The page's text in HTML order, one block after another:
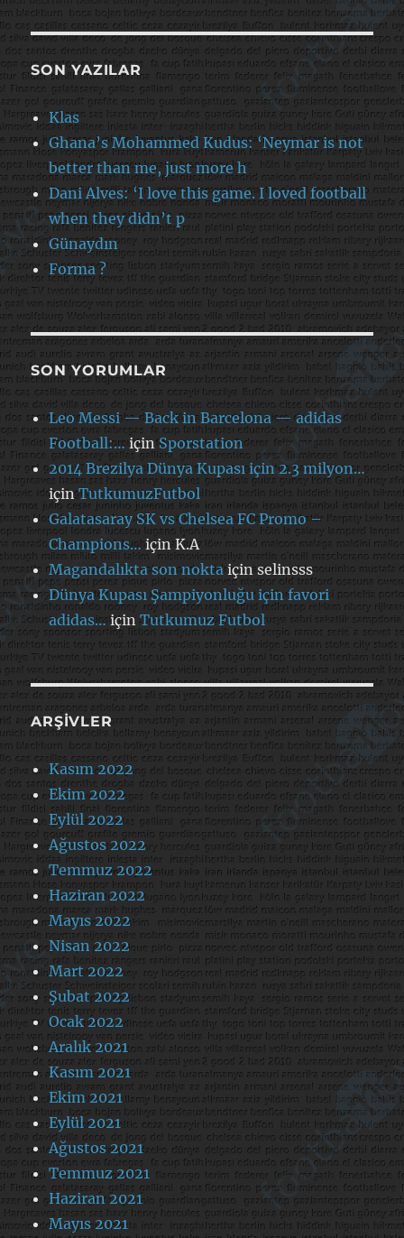
SON YAZILAR
Klas
Ghana’s Mohammed Kudus: ‘Neymar is not
better than me, just more h
Dani Alves: ‘I love this game. I loved football
when they didn’t p
Günaydın
Forma ?
SON YORUMLAR
Leo Messi — Back in Barcelona — adidas
Football:… içinSporstation
2014 Brezilya Dünya Kupası için 2.3 milyon…
içinTutkumuzFutbol
Galatasaray SK vs Chelsea FC Promo –
Champions… içinK.A
Magandalıkta son nokta içinselinsss
Dünya Kupası Şampiyonluğu için favori
adidas…içinTutkumuz Futbol
ARŞIVLER
Kasım 2022
Ekim 2022
Eylül 2022
Ağustos 2022
Temmuz 2022
Haziran 2022
Mayıs 2022
Nisan 2022
Mart 2022
Şubat 2022
Ocak 2022
Aralık 2021
Kasım 2021
Ekim 2021
Eylül 2021
Ağustos 2021
Temmuz 2021
Haziran 2021
Mayıs 2021